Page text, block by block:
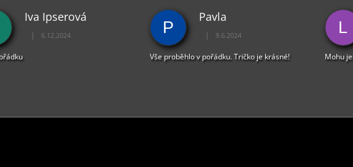
Iva Ipserová
Hodnocení obchodu je 5 z 5 hvězdiček.
| 6.12.2024 P
Pavla
Hodnocení obchodu je 5 z 5 hvězdiček.
| 9.6.2024
Vše proběhlo v pořádku. Tričko je krásné!
L
Mohu